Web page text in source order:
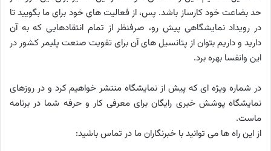
حد بضاعت خود کارساز باشد. پس، از فعالیت های خود برای ما بگویید تا
در رویداد نمایشگاهی پیش رو، صرفنظر از تمام انتقادهایی که به آن
دارید و داریم بتوان از پتانسیل های آن برای تقویت صنعت پلیمر کشور در
این وانفسا بهره برد.
در شماره ویژه ای که پیش از نمایشگاه منتشر خواهیم کرد و در روزهای
نمایشگاه پوشش خبری رایگان برای معرفی کار و حرفه شما در برنامه
ماست.
از این راه ها می توانید با خبرنگاران ما در تماس باشید: